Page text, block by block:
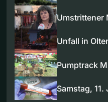
Umstrittener
Unfall in
Pumptrack
Samstag,